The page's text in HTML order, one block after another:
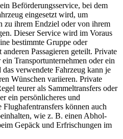
Beförderungsservice, bei dem
eingesetzt wird, um
zu ihrem Endziel oder von ihrem
Dieser Service wird im Voraus
bestimmte Gruppe oder
Passagieren geteilt. Private
Transportunternehmen oder ein
verwendete Fahrzeug kann je
Wünschen variieren. Private
teurer als Sammeltransfers oder
ein persönlicheres und
können auch
wie z. B. einen Abhol-
Gepäck und Erfrischungen im